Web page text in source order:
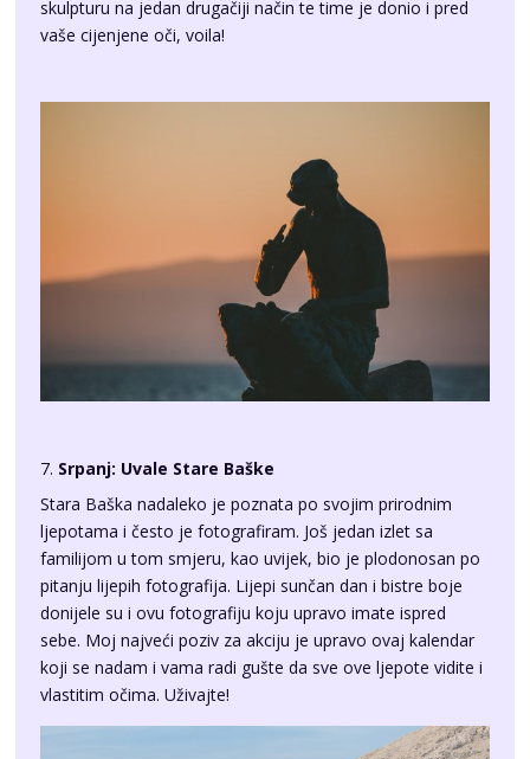
Srpanj: Uvale Stare Baške
ljepotama i često je fotografiram. Još jedan izlet sa
familijom u tom smjeru, kao uvijek, bio je plodonosan po
pitanju lijepih fotografija. Lijepi sunčan dan i bistre boje
donijele su i ovu fotografiju koju upravo imate ispred
sebe. Moj najveći poziv za akciju je upravo ovaj kalendar
koji se nadam i vama radi gušte da sve ove ljepote vidite i
vlastitim očima. Uživajte!